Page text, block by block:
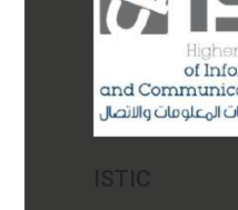
ISTIC